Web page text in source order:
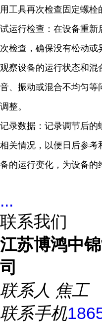
用工具再次检查固定螺栓
试运行检查：在设备重新
次检查，确保没有松动或
观察设备的运行状态和混
音、振动或混合不均匀等
调整。
记录数据：记录调节后的
相关情况，以便日后参考
备的运行变化，为设备的
...
联系我们
江苏博鸿中
司
联系人 焦工
联系手机